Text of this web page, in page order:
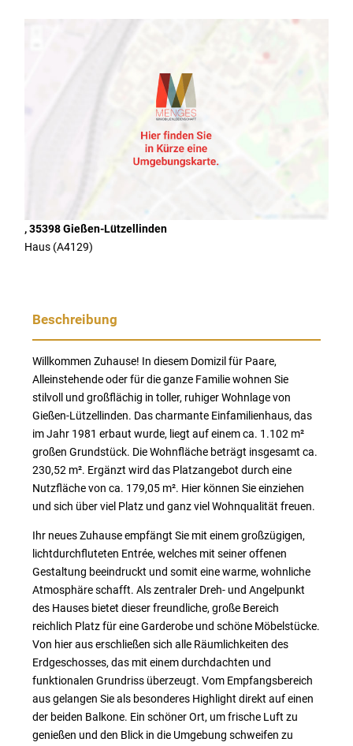
, 35398 Gießen-Lützellinden
Haus (A4129)
Beschreibung
Willkommen Zuhause! In diesem Domizil für Paare,
Alleinstehende oder für die ganze Familie wohnen Sie
stilvoll und großflächig in toller, ruhiger Wohnlage von
Gießen-Lützellinden. Das charmante Einfamilienhaus, das
im Jahr 1981 erbaut wurde, liegt auf einem ca. 1.102 m²
großen Grundstück. Die Wohnfläche beträgt insgesamt ca.
230,52 m². Ergänzt wird das Platzangebot durch eine
Nutzfläche von ca. 179,05 m². Hier können Sie einziehen
und sich über viel Platz und ganz viel Wohnqualität freuen.
Ihr neues Zuhause empfängt Sie mit einem großzügigen,
lichtdurchfluteten Entrée, welches mit seiner offenen
Gestaltung beeindruckt und somit eine warme, wohnliche
Atmosphäre schafft. Als zentraler Dreh- und Angelpunkt
des Hauses bietet dieser freundliche, große Bereich
reichlich Platz für eine Garderobe und schöne Möbelstücke.
Von hier aus erschließen sich alle Räumlichkeiten des
Erdgeschosses, das mit einem durchdachten und
funktionalen Grundriss überzeugt. Vom Empfangsbereich
aus gelangen Sie als besonderes Highlight direkt auf einen
der beiden Balkone. Ein schöner Ort, um frische Luft zu
genießen und den Blick in die Umgebung schweifen zu